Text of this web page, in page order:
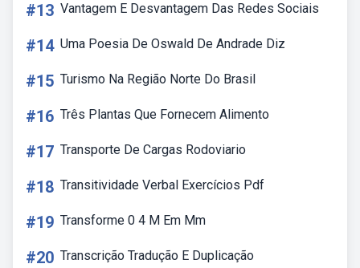
#13 Vantagem E Desvantagem Das Redes Sociais
#14 Uma Poesia De Oswald De Andrade Diz
#15 Turismo Na Região Norte Do Brasil
#16 Três Plantas Que Fornecem Alimento
#17 Transporte De Cargas Rodoviario
#18 Transitividade Verbal Exercícios Pdf
#19 Transforme 0 4 M Em Mm
#20 Transcrição Tradução E Duplicação